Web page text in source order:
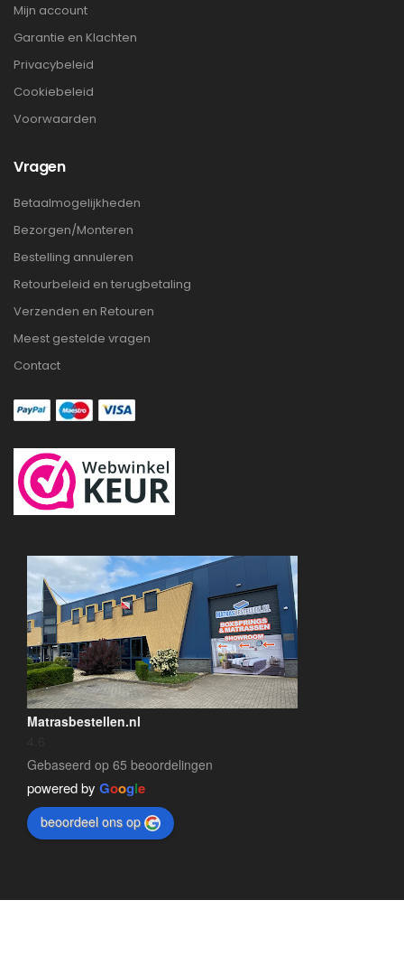
Mijn account
Garantie en Klachten
Privacybeleid
Cookiebeleid
Voorwaarden
Vragen
Betaalmogelijkheden
Bezorgen/Monteren
Bestelling annuleren
Retourbeleid en terugbetaling
Verzenden en Retouren
Meest gestelde vragen
Contact
Matrasbestellen.nl
Gebaseerd op 65 beoordelingen
powered by Google
beoordeel ons op